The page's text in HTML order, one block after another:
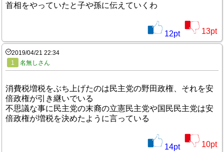
首相をやっていたと子や孫に伝えていくわ
12pt 13pt
2019/04/21 22:34
1
名無しさん
消費税増税をぶち上げたのは民主党の野田政権、それを安
倍政権が引き継いでいる
不思議な事に民主党の末裔の立憲民主党や国民民主党は安
倍政権が増税を決めたように言っている
14pt 10pt